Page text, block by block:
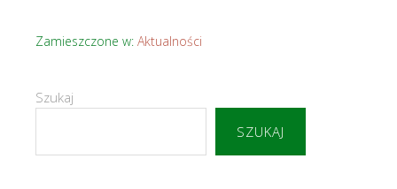
Zamieszczone w: Aktualności
Szukaj
SZUKAJ